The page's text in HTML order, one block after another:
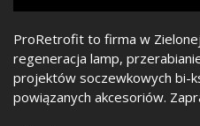
ProRetrofit to firma w
regeneracja lamp,
projektów soczewkowych bi-
powiązanych akcesoriów.